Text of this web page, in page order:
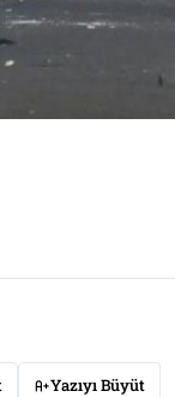
Yazıyı Büyüt